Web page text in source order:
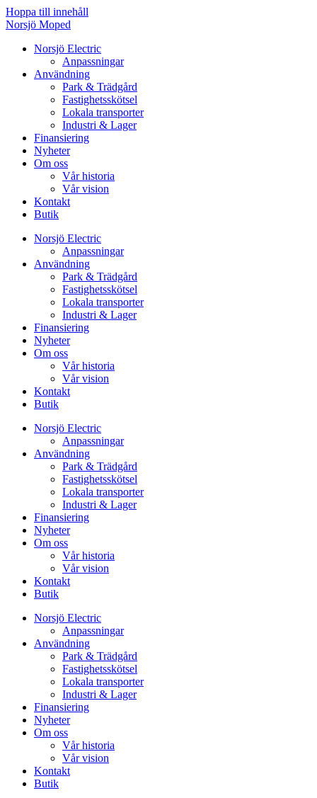
Hoppa till innehåll
Norsjö Moped
Norsjö Electric
Anpassningar
Användning
Park & Trädgård
Fastighetsskötsel
Lokala transporter
Industri & Lager
Finansiering
Nyheter
Om oss
Vår historia
Vår vision
Kontakt
Butik
Norsjö Electric
Anpassningar
Användning
Park & Trädgård
Fastighetsskötsel
Lokala transporter
Industri & Lager
Finansiering
Nyheter
Om oss
Vår historia
Vår vision
Kontakt
Butik
Norsjö Electric
Anpassningar
Användning
Park & Trädgård
Fastighetsskötsel
Lokala transporter
Industri & Lager
Finansiering
Nyheter
Om oss
Vår historia
Vår vision
Kontakt
Butik
Norsjö Electric
Anpassningar
Användning
Park & Trädgård
Fastighetsskötsel
Lokala transporter
Industri & Lager
Finansiering
Nyheter
Om oss
Vår historia
Vår vision
Kontakt
Butik